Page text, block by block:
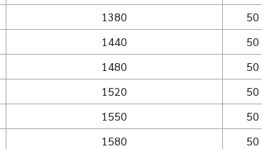
1380 50
1440 50
1480 50
1520 50
1550 50
1580 50